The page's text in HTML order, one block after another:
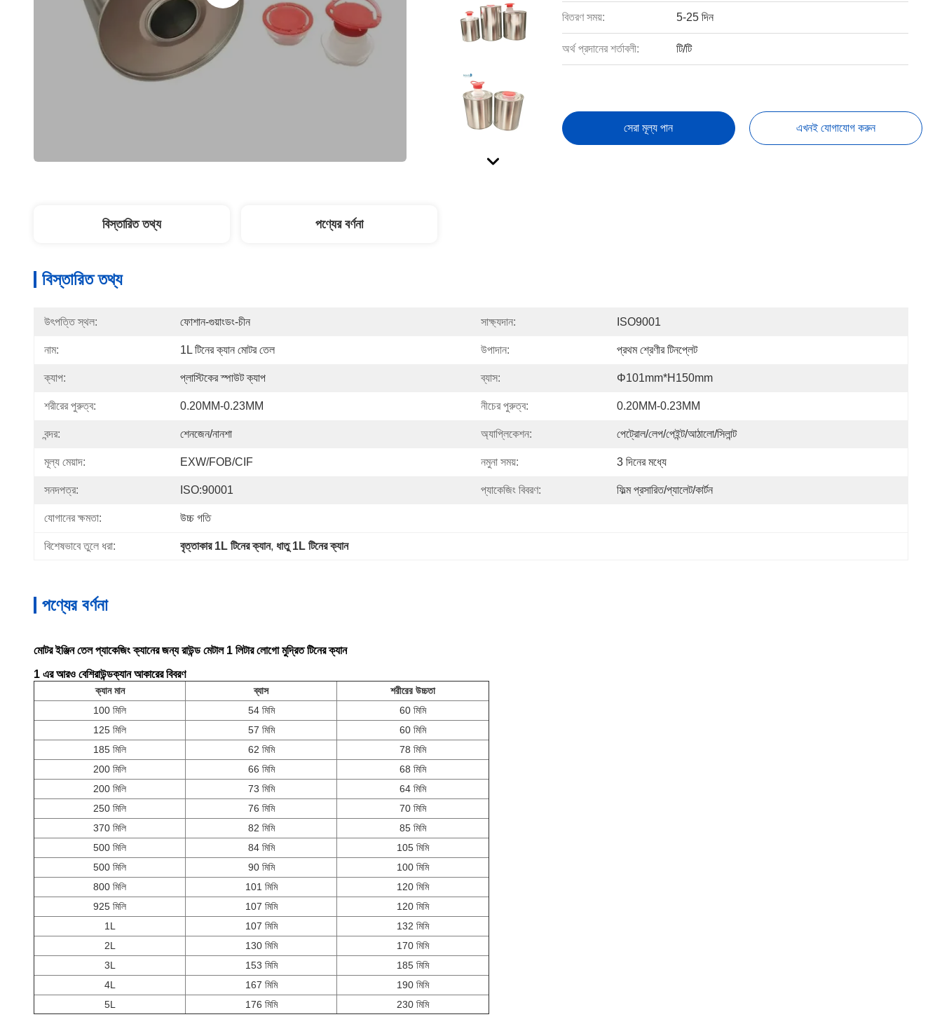
বিতরণ সময়: 5-25 দিন
অর্থ প্রদানের শর্তাবলী: টি/টি
সেরা মূল্য পান এখনই যোগাযোগ করুন
বিস্তারিত তথ্য পণ্যের বর্ণনা
বিস্তারিত তথ্য
উৎপত্তি স্থল: ফোশান-গুয়াংডং-চীন সাক্ষ্যদান: ISO9001
নাম: 1L টিনের ক্যান মোটর তেল উপাদান: প্রথম শ্রেণীর টিনপ্লেট
ক্যাপ: প্লাস্টিকের স্পাউট ক্যাপ ব্যাস: Φ101mm*H150mm
শরীরের পুরুত্ব: 0.20MM-0.23MM নীচের পুরুত্ব: 0.20MM-0.23MM
বন্দর: শেনজেন/নানশা অ্যাপ্লিকেশন: পেট্রোল/লেপ/পেইন্ট/আঠালো/সিলান্ট
মূল্য মেয়াদ: EXW/FOB/CIF নমুনা সময়: 3 দিনের মধ্যে
সনদপত্র: ISO:90001 প্যাকেজিং বিবরণ: ফিল্ম প্রসারিত/প্যালেট/কার্টন
যোগানের ক্ষমতা: উচ্চ গতি
বিশেষভাবে তুলে ধরা: বৃত্তাকার 1L টিনের ক্যান, ধাতু 1L টিনের ক্যান
পণ্যের বর্ণনা
মোটর ইঞ্জিন তেল প্যাকেজিং ক্যানের জন্য রাউন্ড মেটাল 1 লিটার লোগো মুদ্রিত টিনের ক্যান
1 এর আরও বেশিরাউন্ডক্যান আকারের বিবরণ
ক্যান মান ব্যাস
শরীরের উচ্চতা
100 মিলি
54 মিমি
60 মিমি
125 মিলি
57 মিমি
60 মিমি
185 মিলি
62 মিমি
78 মিমি
200 মিলি
66 মিমি
68 মিমি
200 মিলি
73 মিমি
64 মিমি
250 মিলি
76 মিমি
70 মিমি
370 মিলি
82 মিমি
85 মিমি
500 মিলি
84 মিমি
105 মিমি
500 মিলি
90 মিমি
100 মিমি
800 মিলি
101 মিমি
120 মিমি
925 মিলি
107 মিমি
120 মিমি
1L
107 মিমি
132 মিমি
2L
130 মিমি
170 মিমি
3L
153 মিমি
185 মিমি
4L
167 মিমি
190 মিমি
5L
176 মিমি 230 মিমি